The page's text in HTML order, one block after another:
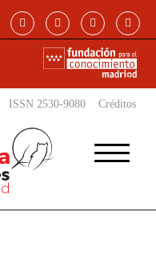
ISSN 2530-9080 Créditos